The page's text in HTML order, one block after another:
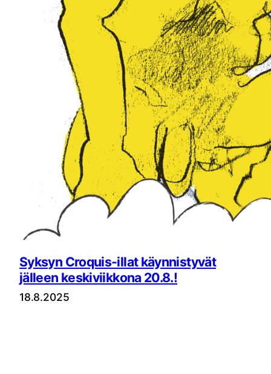
Syksyn Croquis-illat käynnistyvät
jälleen keskiviikkona 20.8.!
18.8.2025